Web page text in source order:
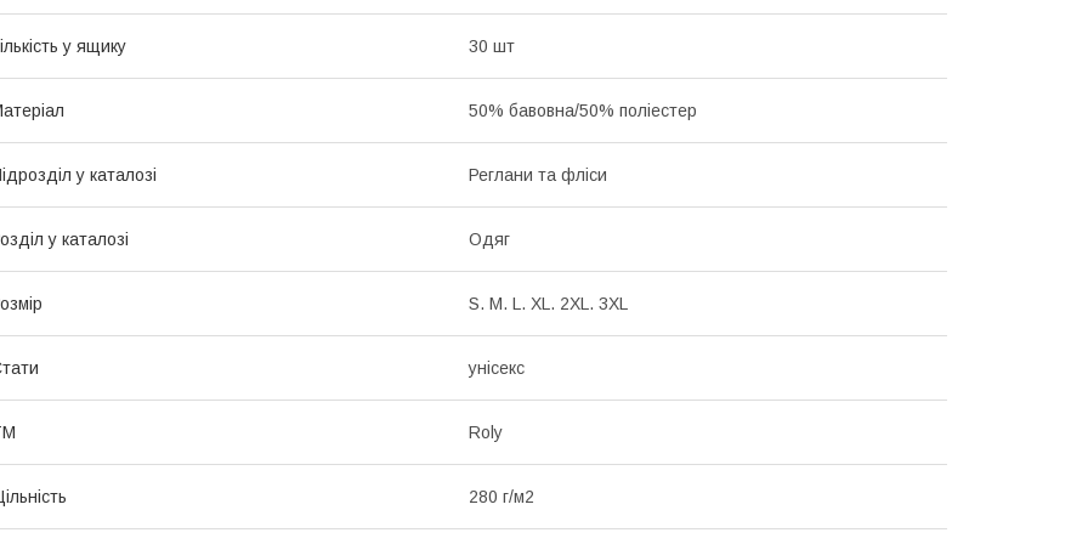
у ящику 30 шт
50% бавовна/50% поліестер
у каталозі Реглани та фліси
у каталозі Одяг
S. M. L. XL. 2XL. 3XL
унісекс
Roly
280 г/м2